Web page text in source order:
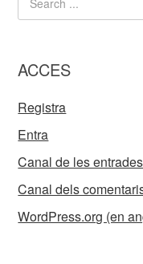
ACCES
Registra
Entra
Canal de les entrades
Canal dels
WordPress.org (en